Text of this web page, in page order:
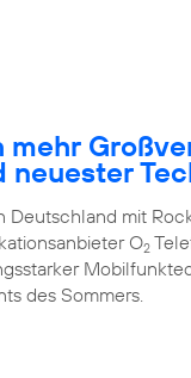
neuester
mit
O2
des Sommers.